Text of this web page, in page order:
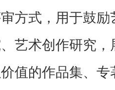
方式，用于鼓
艺术创作研究
值的作品集、